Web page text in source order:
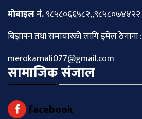
माेबाइल नं.९८५८०६६५८२,,९८५८०७४४२२
बिज्ञापन तथा समाचारकाे लागि इमेल ठेगाना :
merokarnali077@gmail.com
सामाजिक संजाल
facebook